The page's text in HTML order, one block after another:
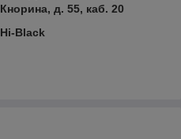
Кнорина, д. 55, каб. 20
Hi-Black